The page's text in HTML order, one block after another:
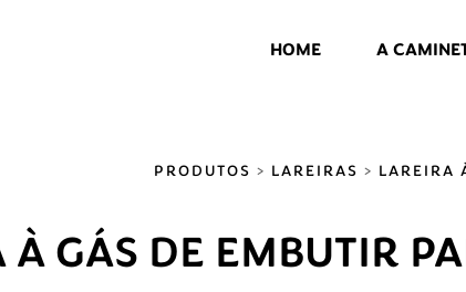
HOME A
PRODUTOS > LAREIRAS > LAREIRA
À GÁS DE EMBUTIR